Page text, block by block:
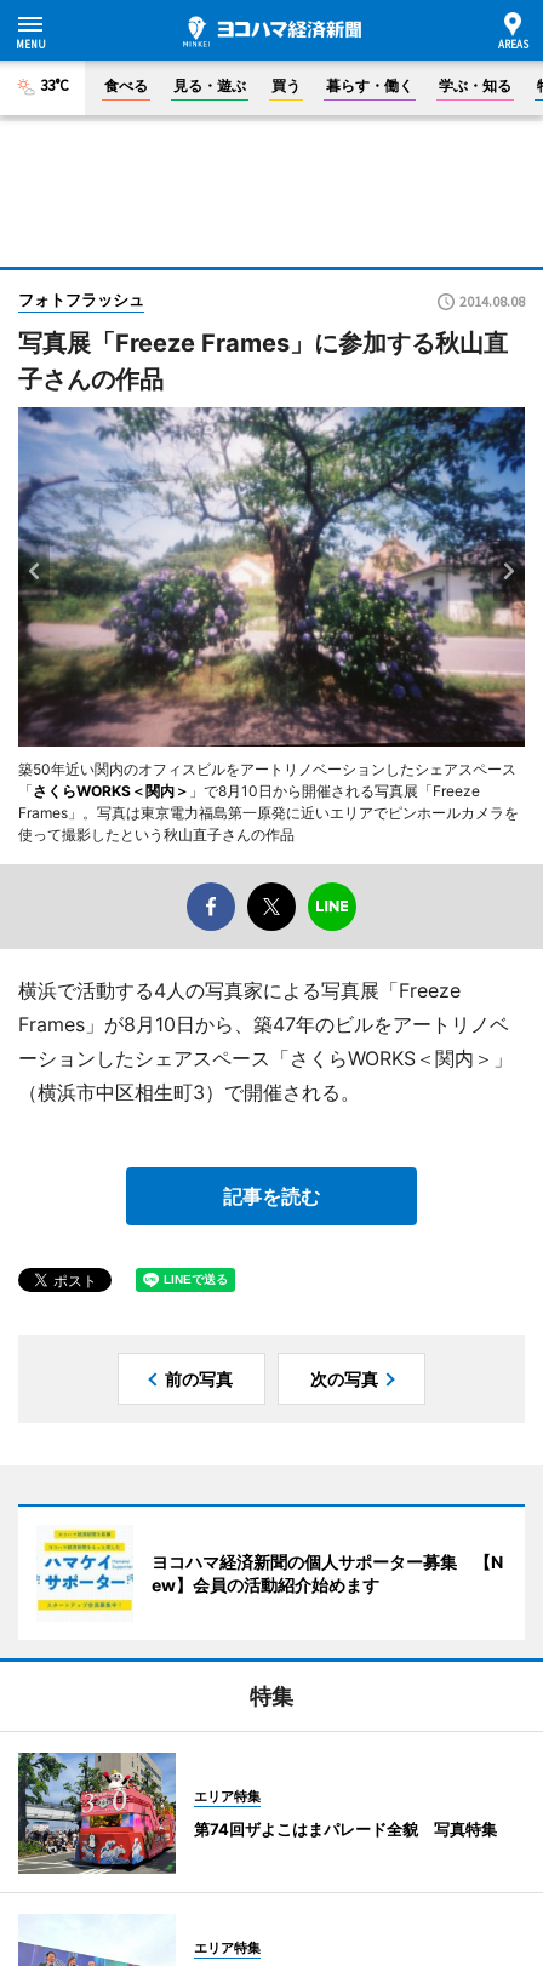
33°C 食べる 見る・遊ぶ 買う 暮らす・働く 学ぶ・知る
フォトフラッシュ 2014.08.08
写真展「Freeze Frames」に参加する秋山直
子さんの作品
築50年近い関内のオフィスビルをアートリノベーションしたシェアスペース
「さくらWORKS＜関内＞ 」で8月10日から開催される写真展「Freeze
Frames」。写真は東京電力福島第一原発に近いエリアでピンホールカメラを
使って撮影したという秋山直子さんの作品
横浜で活動する4人の写真家による写真展「Freeze
Frames」が8月10日から、築47年のビルをアートリノベ
ーションしたシェアスペース「さくらWORKS＜関内＞」
（横浜市中区相生町3）で開催される。
記事を読む
前の写真 次の写真
ヨコハマ経済新聞の個人サポーター募集 【N
ew】会員の活動紹介始めます
特集
エリア特集
第74回ザよこはまパレード全貌 写真特集
エリア特集